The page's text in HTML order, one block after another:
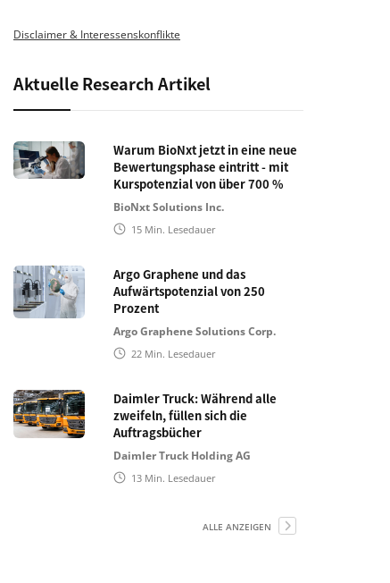
Disclaimer & Interessenskonflikte
Aktuelle Research Artikel
Warum BioNxt jetzt in eine neue
Bewertungsphase eintritt - mit
Kurspotenzial von über 700 %
BioNxt Solutions Inc.
15 Min. Lesedauer
Argo Graphene und das
Aufwärtspotenzial von 250
Prozent
Argo Graphene Solutions Corp.
22 Min. Lesedauer
Daimler Truck: Während alle
zweifeln, füllen sich die
Auftragsbücher
Daimler Truck Holding AG
13 Min. Lesedauer
ALLE ANZEIGEN